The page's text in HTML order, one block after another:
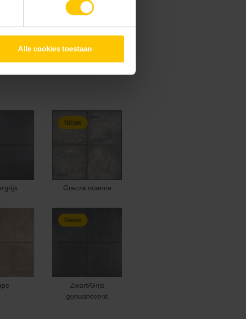
Alle cookies toestaan
x 4 100 x 100 x 6
Nieuw
Grezza nuance
Nieuw
Zwart/Grijs
genuanceerd